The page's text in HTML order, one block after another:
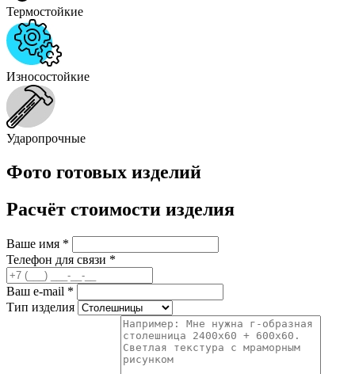
Термостойкие
Износостойкие
Ударопрочные
Фото готовых изделий
Расчёт стоимости изделия
Ваше имя *
Телефон для связи *
Ваш e-mail *
Тип изделия